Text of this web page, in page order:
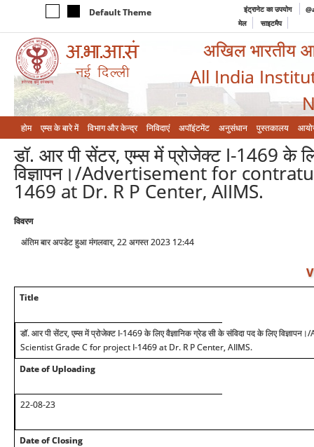
Default Theme इंट्रानेट का उपयोग
मेल
साइटमैप
अखिल भारतीय
All India
होम एम्‍स के बारे में विभाग और केन्‍द्र निविदाएं अपॉइंटमेंट अनुसंधान पुस्तकालय
डॉ. आर पी सेंटर, एम्स में प्रोजेक्ट I-1469 के
विज्ञापन।/Advertisement for
1469 at Dr. R P Center, AIIMS.
विवरण
अंतिम बार अपडेट हुआ मंगलवार, 22 अगस्त 2023 12:44
Title
डॉ. आर पी सेंटर, एम्स में प्रोजेक्ट I-1469 के लिए वैज्ञानिक ग्रेड सी के संविदा पद के लिए
Scientist Grade C for project I-1469 at Dr. R P Center, AIIMS.
Date of Uploading
22-08-23
Date of Closing